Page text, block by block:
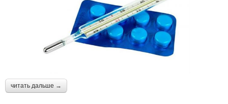
читать дальше →